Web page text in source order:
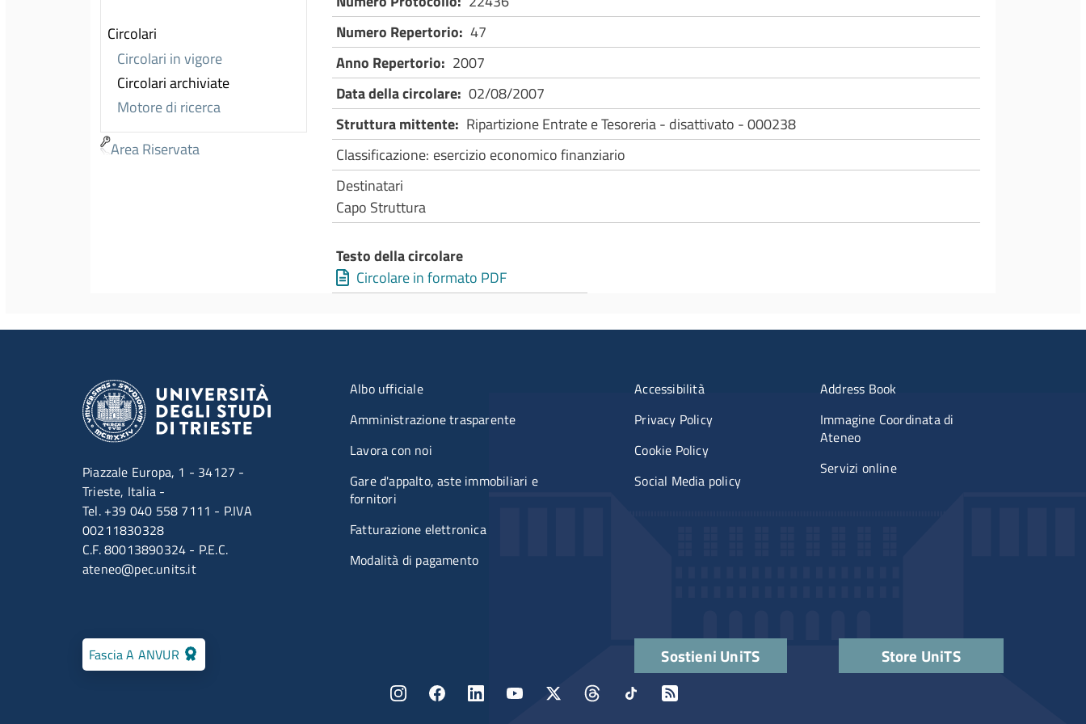
Circolari
Circolari in vigore
Circolari archiviate
Motore di ricerca
Area Riservata
Numero Repertorio 47
Anno Repertorio 2007
Data della circolare 02/08/2007
Struttura mittente Ripartizione Entrate e Tesoreria - disattivato - 000238
Classificazione esercizio economico finanziario
Destinatari
Capo Struttura
Testo della circolare
Circolare in formato PDF
Piazzale Europa, 1 - 34127 -
Trieste, Italia -
Tel. +39 040 558 7111 - P.IVA
00211830328
C.F. 80013890324 - P.E.C.
ateneo@pec.units.it
Fascia A ANVUR
Menu organizzazione
Albo ufficiale
Amministrazione trasparente
Lavora con noi
Gare d'appalto, aste immobiliari e
fornitori
Fatturazione elettronica
Modalità di pagamento
Menù riferimenti
Accessibilità
Privacy Policy
Cookie Policy
Social Media policy
Menu portale
Address Book
Immagine Coordinata di
Ateneo
Servizi online
Quick links
Sostieni UniTS Store UniTS
Menu social